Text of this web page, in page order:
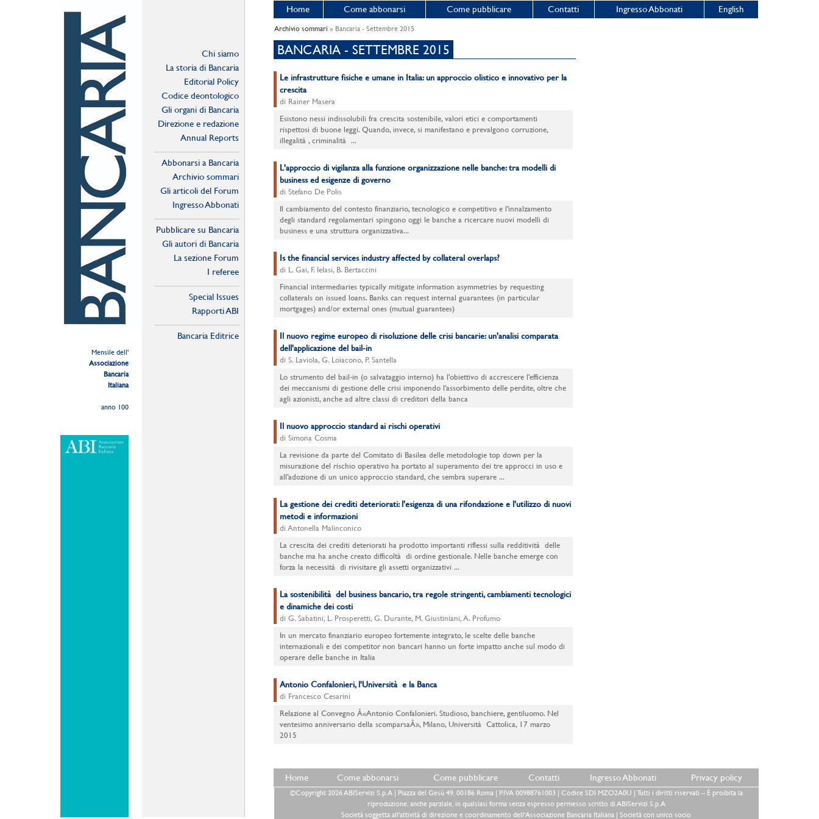
Mensile dell'
Associazione
Bancaria
Italiana
anno 100
Chi siamo
La storia di Bancaria
Editorial Policy
Codice deontologico
Gli organi di Bancaria
Direzione e redazione
Annual Reports
Abbonarsi a Bancaria
Archivio sommari
Gli articoli del Forum
Ingresso Abbonati
Pubblicare su Bancaria
Gli autori di Bancaria
La sezione Forum
I referee
Special Issues
Rapporti ABI
Bancaria Editrice
Home Come abbonarsi Come pubblicare Contatti Ingresso Abbonati English
Archivio sommari » Bancaria - Settembre 2015
BANCARIA - SETTEMBRE 2015
Le infrastrutture fisiche e umane in Italia: un approccio olistico e innovativo per la
crescita
di Rainer Masera
Esistono nessi indissolubili fra crescita sostenibile, valori etici e comportamenti
rispettosi di buone leggi. Quando, invece, si manifestano e prevalgono corruzione,
illegalità , criminalità ...
L'approccio di vigilanza alla funzione organizzazione nelle banche: tra modelli di
business ed esigenze di governo
di Stefano De Polis
Il cambiamento del contesto finanziario, tecnologico e competitivo e l'innalzamento
degli standard regolamentari spingono oggi le banche a ricercare nuovi modelli di
business e una struttura organizzativa...
Is the financial services industry affected by collateral overlaps?
di L. Gai, F. Ielasi, B. Bertaccini
Financial intermediaries typically mitigate information asymmetries by requesting
collaterals on issued loans. Banks can request internal guarantees (in particular
mortgages) and/or external ones (mutual guarantees)
Il nuovo regime europeo di risoluzione delle crisi bancarie: un'analisi comparata
dell'applicazione del bail-in
di S. Laviola, G. Loiacono, P. Santella
Lo strumento del bail-in (o salvataggio interno) ha l'obiettivo di accrescere l'efficienza
dei meccanismi di gestione delle crisi imponendo l'assorbimento delle perdite, oltre che
agli azionisti, anche ad altre classi di creditori della banca
Il nuovo approccio standard ai rischi operativi
di Simona Cosma
La revisione da parte del Comitato di Basilea delle metodologie top down per la
misurazione del rischio operativo ha portato al superamento dei tre approcci in uso e
all'adozione di un unico approccio standard, che sembra superare ...
La gestione dei crediti deteriorati: l'esigenza di una rifondazione e l'utilizzo di nuovi
metodi e informazioni
di Antonella Malinconico
La crescita dei crediti deteriorati ha prodotto importanti riflessi sulla redditività delle
banche ma ha anche creato difficoltà di ordine gestionale. Nelle banche emerge con
forza la necessità di rivisitare gli assetti organizzativi ...
La sostenibilità del business bancario, tra regole stringenti, cambiamenti tecnologici
e dinamiche dei costi
di G. Sabatini, L. Prosperetti, G. Durante, M. Giustiniani, A. Profumo
In un mercato finanziario europeo fortemente integrato, le scelte delle banche
internazionali e dei competitor non bancari hanno un forte impatto anche sul modo di
operare delle banche in Italia
Antonio Confalonieri, l'Università e la Banca
di Francesco Cesarini
Relazione al Convegno Â«Antonio Confalonieri. Studioso, banchiere, gentiluomo. Nel
ventesimo anniversario della scomparsaÂ», Milano, Università Cattolica, 17 marzo
2015
Home Come abbonarsi Come pubblicare Contatti Ingresso Abbonati Privacy policy
©Copyright 2026 ABIServizi S.p.A | Piazza del Gesù 49, 00186 Roma | P.IVA 00988761003 | Codice SDI MZO2A0U | Tutti i diritti riservati – È proibita la
riproduzione, anche parziale, in qualsiasi forma senza espresso permesso scritto di ABIServizi S.p.A
Società soggetta all'attività di direzione e coordinamento dell'Associazione Bancaria Italiana | Società con unico socio